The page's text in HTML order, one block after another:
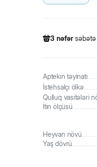
3 nəfər
3 nəfər səbətə
Aptekın təyinatı
İstehsalçı ölkə
Qulluq vasitələri
İtin ölçüsü
Heyvan növü
Yaş dövrü